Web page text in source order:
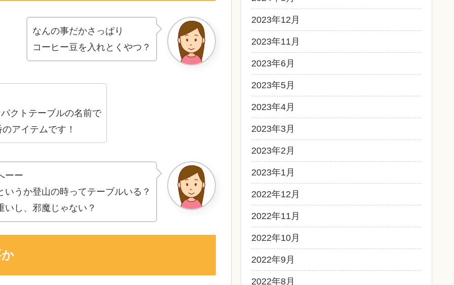
なんの事だかさっぱり
コーヒー豆を入れとくやつ？
クトテーブルの名前で
アイテムです！
ーー
いうか登山の時ってテーブルいる？
いし、邪魔じゃない？
2023年12月
2023年11月
2023年6月
2023年5月
2023年4月
2023年3月
2023年2月
2023年1月
2022年12月
2022年11月
2022年10月
2022年9月
2022年8月